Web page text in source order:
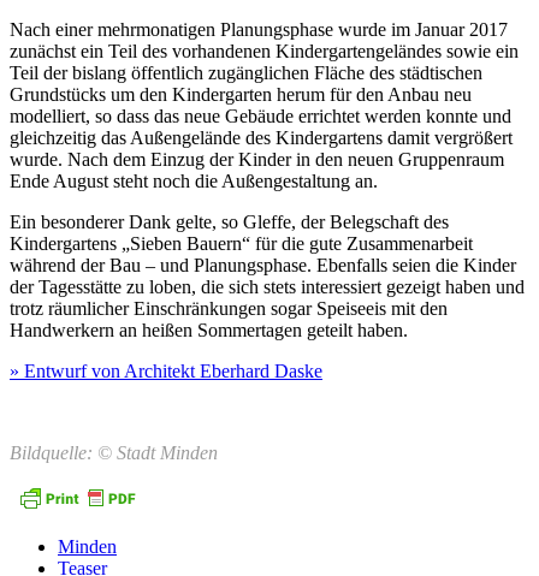
Nach einer mehrmonatigen Planungsphase wurde im Januar 2017
zunächst ein Teil des vorhandenen Kindergartengeländes sowie ein
Teil der bislang öffentlich zugänglichen Fläche des städtischen
Grundstücks um den Kindergarten herum für den Anbau neu
modelliert, so dass das neue Gebäude errichtet werden konnte und
gleichzeitig das Außengelände des Kindergartens damit vergrößert
wurde. Nach dem Einzug der Kinder in den neuen Gruppenraum
Ende August steht noch die Außengestaltung an.
Ein besonderer Dank gelte, so Gleffe, der Belegschaft des
Kindergartens „Sieben Bauern“ für die gute Zusammenarbeit
während der Bau – und Planungsphase. Ebenfalls seien die Kinder
der Tagesstätte zu loben, die sich stets interessiert gezeigt haben und
trotz räumlicher Einschränkungen sogar Speiseeis mit den
Handwerkern an heißen Sommertagen geteilt haben.
» Entwurf von Architekt Eberhard Daske
Bildquelle: © Stadt Minden
Minden
Teaser